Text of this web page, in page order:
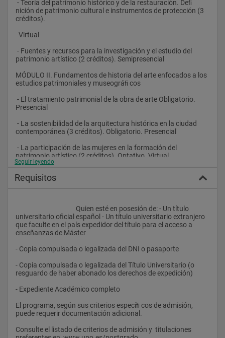
nición de patrimonio cultural e instrumentos de protección (3
créditos).
  Virtual
patrimonio artístico (2 créditos). Semipresencial
MÓDULO II. Fundamentos de historia del arte enfocados a los
estudios patrimoniales y museográﬁ cos
Presencial
contemporánea (3 créditos). Obligatorio. Presencial
patrimonio artístico (2 créditos). Optativo. Virtual
- Administración y protección jurídica del patrimonio cultural
- Difusión y puesta en valor del patrimonio  Presencial
- Fuentes y recursos para la investigación y el estudio del
patrimonio artístico (2 créditos). Semipresencial
El título ha sido estructurado en seis módulos. Los cuatro
primeros son comunes y cada uno cuenta con 9 créditos. Los
dos
últimos presentan dos versiones que corresponden con los
itinerarios investigador o profesional a los que puede optar el
alumnado.
Distribución del plan de estudios en créditos ECTS, por tipo de
Seguir leyendo
Requisitos
universitario oficial español - Un título universitario extranjero
que faculte en el país expedidor del título para el acceso a
enseñanzas de Máster
- Copia compulsada o legalizada del DNI o pasaporte
- Copia compulsada o legalizada del Título Universitario (o
resguardo de haber abonado los derechos de expedición)
- Expediente Académico completo
El programa, según sus criterios especíﬁ cos de admisión,
puede requerir documentación adicional.
Consulte el listado de criterios de admisión y  titulaciones